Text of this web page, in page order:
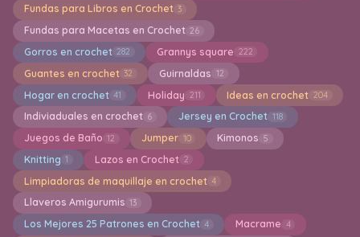
Fundas para Libros en Crochet 3
Fundas para Macetas en Crochet 26
Gorros en crochet 282 Grannys square 222
Guantes en crochet 32 Guirnaldas 12
Hogar en crochet 41 Holiday 211 Ideas en crochet 204
Indiviaduales en crochet 6 Jersey en Crochet 118
Juegos de Baño 12 Jumper 10 Kimonos 5
Knitting 1 Lazos en Crochet 2
Limpiadoras de maquillaje en crochet 4
Llaveros Amigurumis 13
Los Mejores 25 Patrones en Crochet 4 Macrame 4